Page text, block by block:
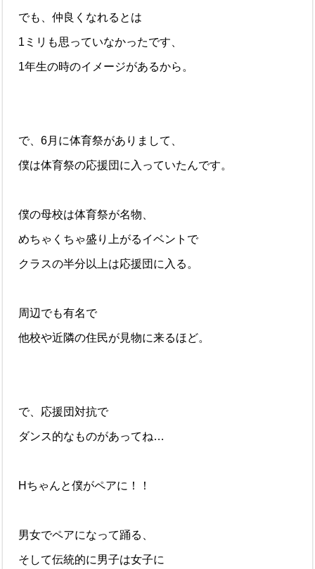
でも、仲良くなれるとは
1ミリも思っていなかったです、
1年生の時のイメージがあるから。
で、6月に体育祭がありまして、
僕は体育祭の応援団に入っていたんです。
僕の母校は体育祭が名物、
めちゃくちゃ盛り上がるイベントで
クラスの半分以上は応援団に入る。
周辺でも有名で
他校や近隣の住民が見物に来るほど。
で、応援団対抗で
ダンス的なものがあってね…
Hちゃんと僕がペアに！！
男女でペアになって踊る、
そして伝統的に男子は女子に